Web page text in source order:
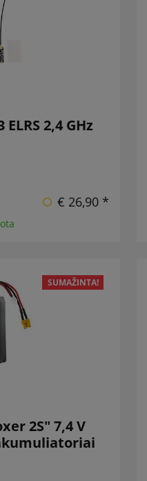
2,4 GHz
€ 26,90 *
SUMAŽINTA!
2S" 7,4 V